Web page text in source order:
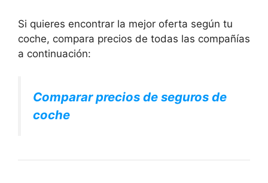
Si quieres encontrar la mejor oferta según tu
coche, compara precios de todas las compañías
a continuación:
Comparar precios de seguros de
coche